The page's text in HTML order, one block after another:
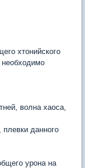
хтонийского
волна хаоса,
данного
урона на